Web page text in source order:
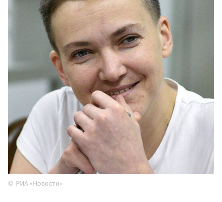
РИА «Новости»